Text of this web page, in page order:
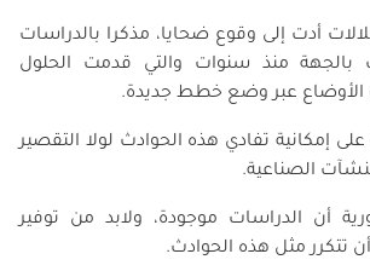
أدت إلى وقوع ضحايا، مذكرا بالدراسات
بالجهة منذ سنوات والتي قدمت الحلول
الأوضاع عبر وضع خطط جديدة.
إمكانية تفادي هذه الحوادث لولا التقصير
الصناعية.
أن الدراسات موجودة، ولابد من توفير
تتكرر مثل هذه الحوادث.